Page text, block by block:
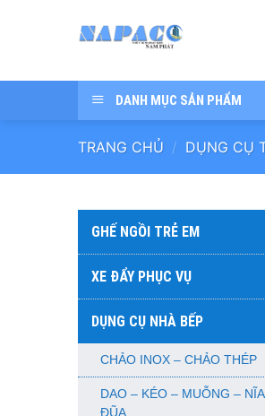
dung
DANH MỤC SẢN PHẨM
TRANG CHỦ / DỤNG CỤ
GHẾ NGỒI TRẺ EM
XE ĐẨY PHỤC VỤ
DỤNG CỤ NHÀ BẾP
CHẢO INOX – CHẢO THÉP
DAO – KÉO – MUỖNG –
ĐŨA